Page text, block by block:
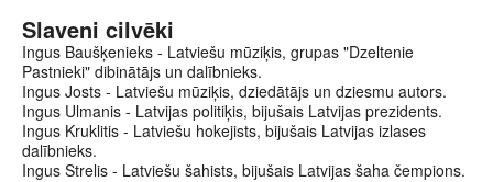
Slaveni cilvēki
Ingus Baušķenieks - Latviešu mūziķis, grupas "Dzeltenie
Pastnieki" dibinātājs un dalībnieks.
Ingus Josts - Latviešu mūziķis, dziedātājs un dziesmu autors.
Ingus Ulmanis - Latvijas politiķis, bijušais Latvijas prezidents.
Ingus Kruklitis - Latviešu hokejists, bijušais Latvijas izlases
dalībnieks.
Ingus Strelis - Latviešu šahists, bijušais Latvijas šaha čempions.